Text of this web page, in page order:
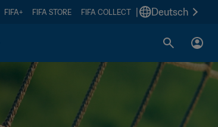
FIFA+ FIFA STORE FIFA COLLECT Deutsch